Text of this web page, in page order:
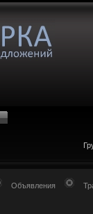
Объявления